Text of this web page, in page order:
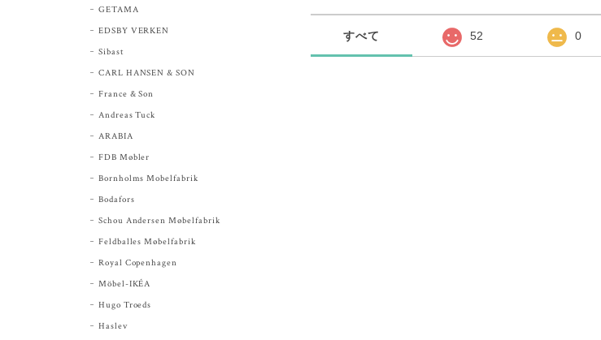
すべて 52 0
GETAMA
EDSBY VERKEN
Sibast
CARL HANSEN & SON
France & Son
Andreas Tuck
ARABIA
FDB Møbler
Bornholms Mobelfabrik
Bodafors
Schou Andersen Møbelfabrik
Feldballes Møbelfabrik
Royal Copenhagen
Möbel-IKÉA
Hugo Troeds
Haslev